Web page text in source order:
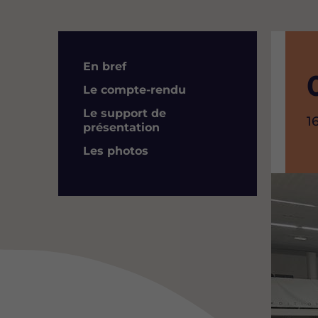
Résumé
En bref
Le compte-rendu
Le support de
présentation
Les photos